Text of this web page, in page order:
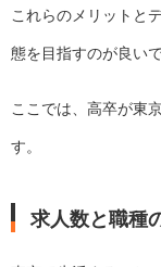
これらのメリットと
態を目指すのが良いで
ここでは、高卒が東
す。
求人数と職種